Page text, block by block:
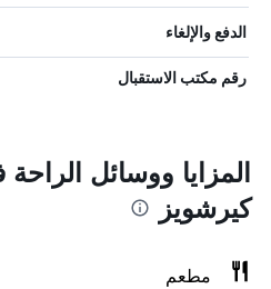
الدفع والإلغاء
رقم مكتب الاستقبال
المزايا ووسائل
كيرشويز
مطعم